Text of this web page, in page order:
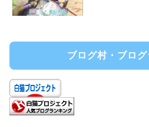
ブログ村・ブロ